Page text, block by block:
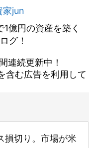
家jun
億円の資産を築く
グ！
連続更新中！
含む広告を利用して
損切り。市場が米